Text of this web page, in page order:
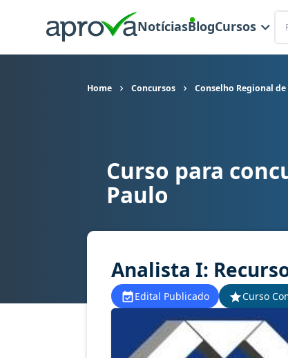
NotíciasBlogCursos
Home Concursos Conselho Regional
Curso para concurso CRA SP - Conselho
Curso para
Paulo
Analista I:
Edital Publicado Curso